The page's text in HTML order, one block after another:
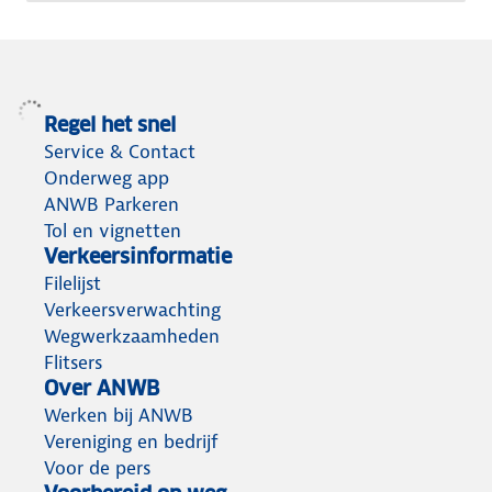
Regel het snel
Service & Contact
Onderweg app
ANWB Parkeren
Tol en vignetten
Verkeersinformatie
Filelijst
Verkeersverwachting
Wegwerkzaamheden
Flitsers
Over ANWB
Werken bij ANWB
Vereniging en bedrijf
Voor de pers